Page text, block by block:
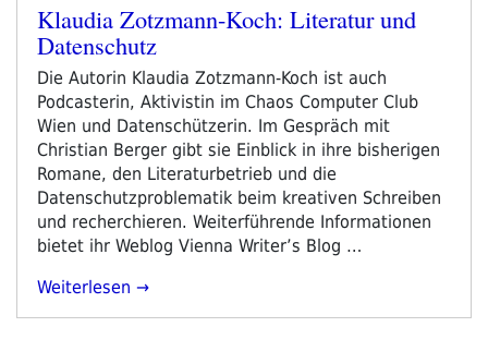
Veröffentlicht
am
Klaudia Zotzmann-Koch: Literatur und
Datenschutz
Die Autorin Klaudia Zotzmann-Koch ist auch
Podcasterin, Aktivistin im Chaos Computer Club
Wien und Datenschützerin. Im Gespräch mit
Christian Berger gibt sie Einblick in ihre bisherigen
Romane, den Literaturbetrieb und die
Datenschutzproblematik beim kreativen Schreiben
und recherchieren. Weiterführende Informationen
bietet ihr Weblog Vienna Writer’s Blog …
„Klaudia
Weiterlesen